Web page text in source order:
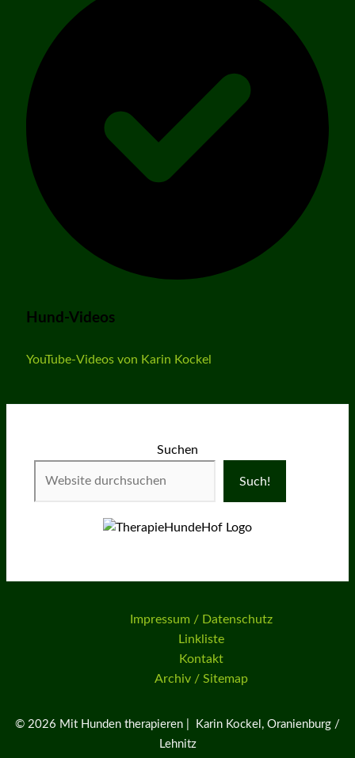
Hund-Videos
YouTube-Videos von Karin Kockel
Suchen
Such!
Impressum / Datenschutz
Linkliste
Kontakt
Archiv / Sitemap
© 2026 Mit Hunden therapieren | Karin Kockel, Oranienburg /
Lehnitz